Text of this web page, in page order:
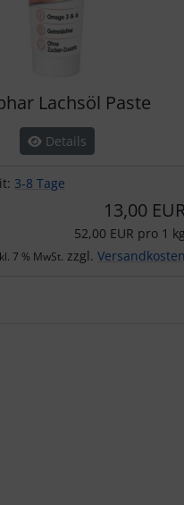
Lachsöl Paste
Details
3-8 Tage
13,00
52,00 EUR pro 1 kg
7 % MwSt. zzgl. Versandkosten